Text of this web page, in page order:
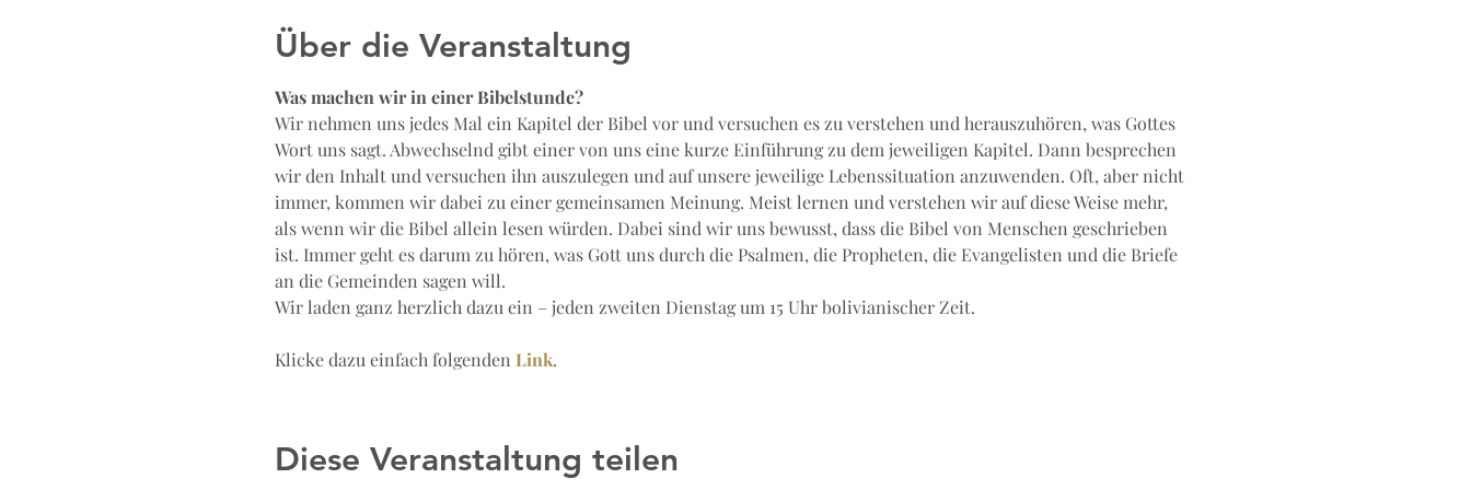
Über die Veranstaltung
Was machen wir in einer Bibelstunde?
Wir nehmen uns jedes Mal ein Kapitel der Bibel vor und versuchen es zu verstehen und herauszuhören, was Gottes
Wort uns sagt. Abwechselnd gibt einer von uns eine kurze Einführung zu dem jeweiligen Kapitel. Dann besprechen
wir den Inhalt und versuchen ihn auszulegen und auf unsere jeweilige Lebenssituation anzuwenden. Oft, aber nicht
immer, kommen wir dabei zu einer gemeinsamen Meinung. Meist lernen und verstehen wir auf diese Weise mehr,
als wenn wir die Bibel allein lesen würden. Dabei sind wir uns bewusst, dass die Bibel von Menschen geschrieben
ist. Immer geht es darum zu hören, was Gott uns durch die Psalmen, die Propheten, die Evangelisten und die Briefe
an die Gemeinden sagen will.
Wir laden ganz herzlich dazu ein – jeden zweiten Dienstag um 15 Uhr bolivianischer Zeit.
Klicke dazu einfach folgenden Link.
Diese Veranstaltung teilen